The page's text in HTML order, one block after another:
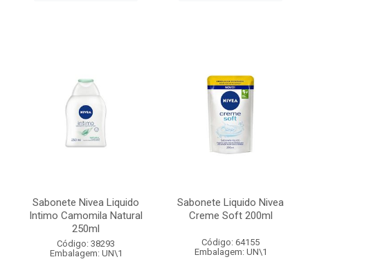
Sabonete Nivea Liquido
Intimo Camomila Natural
250ml
Código: 38293
Embalagem: UN\1
Sabonete Liquido Nivea
Creme Soft 200ml
Código: 64155
Embalagem: UN\1